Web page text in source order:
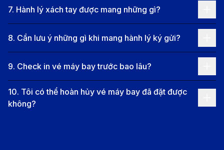
Nha Trang - TP.HCM - Jakarta:Vietnam Airlines
chuyến qua TP.HCM với thời gian bay hợp lý và
mức giá tiết kiệm.
AirAsia cung
cấp các chuyến bay nối chuyến qua Kuala
Lumpur, mang lại nhiều lựa chọn về giờ bay và
7. Hành lý xách tay được mang những gì?
8. Cần lưu ý những gì khi mang hành lý ký gửi?
9. Check in vé máy bay trước bao lâu?
10. Tôi có thể hoàn hủy vé máy bay đã đặt được
không?